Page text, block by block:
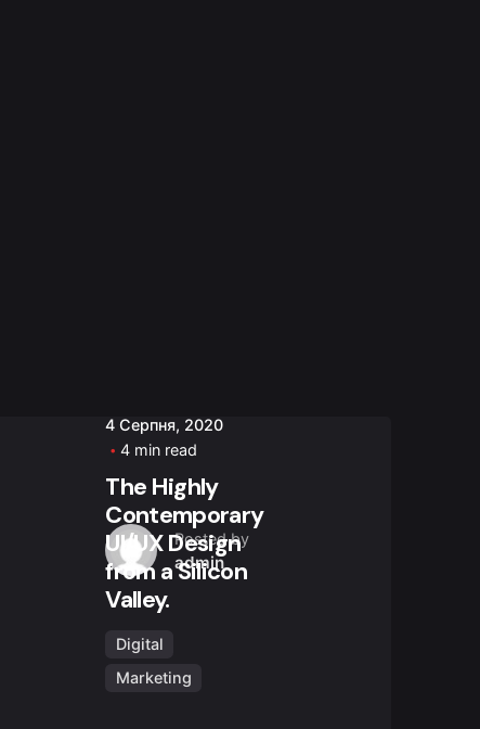
Posted by
admin
4 Серпня, 2020
4 min read
The Highly
Contemporary
UI/UX Design
from a Silicon
Valley.
Digital
Marketing